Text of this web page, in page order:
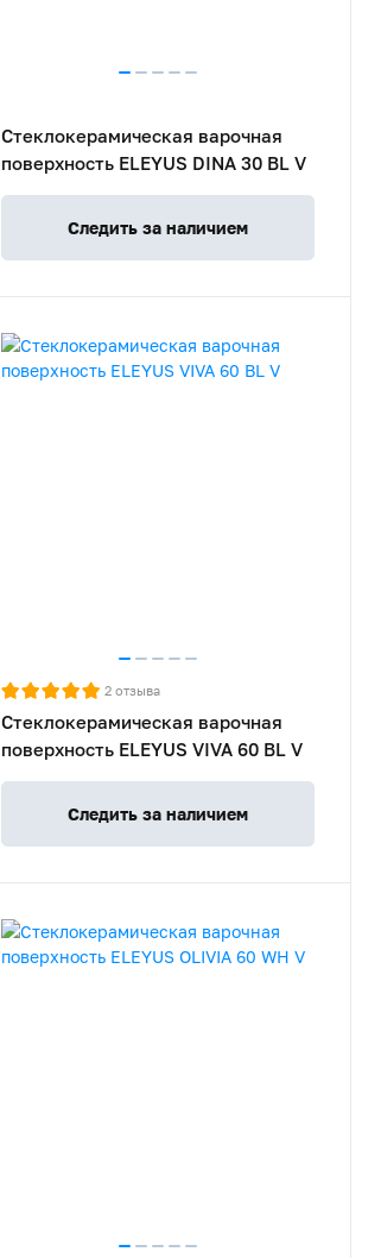
Стеклокерамическая варочная
поверхность ELEYUS DINA 30 BL V
Следить за наличием
2 отзыва
Стеклокерамическая варочная
поверхность ELEYUS VIVA 60 BL V
Следить за наличием